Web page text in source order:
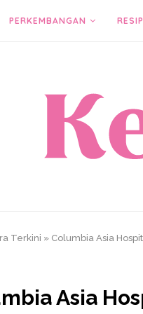
PERKEMBANGAN
Terkini » Columbia Asia
Asia